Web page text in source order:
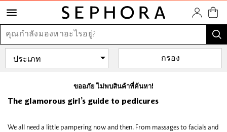
พาสเพื่อรับของขวัญ
และส่วนลดต่างๆ
รับฟรี 50 คะแนน เมื่อ
สมัครสมาชิก
และสิทธิะิเศษอีก
มากมาย!
กรอง
ขออภัย ไม่พบสินค้าที่ค้นหา!
The glamorous girl’s guide to pedicures
We all need a little pampering now and then. From massages to facials and